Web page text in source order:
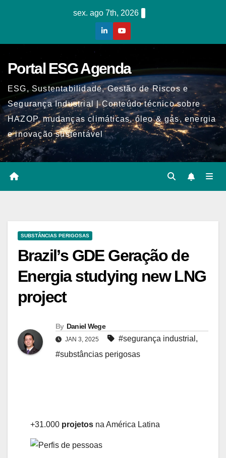
sex. ago 7th, 2026
Portal ESG Agenda
ESG, Sustentabilidade, Gestão de Riscos e
Segurança Industrial | Conteúdo técnico sobre
HAZOP, mudanças climáticas, óleo & gás, energia
e inovação sustentável
SUBSTÂNCIAS PERIGOSAS
Brazil’s GDE Geração de
Energia studying new LNG
project
By Daniel Wege
JAN 3, 2025 #segurança industrial ,
#substâncias perigosas
+31.000 projetos na América Latina